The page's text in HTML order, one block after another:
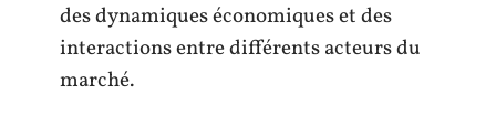
des dynamiques économiques et des
interactions entre différents acteurs du
marché.